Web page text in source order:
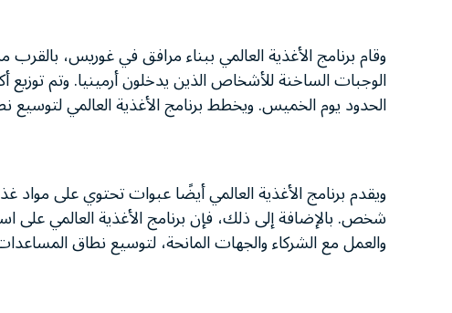
وقام برنامج الأغذية العالمي ببناء مرافق في غوريس،
الحدود يوم الخميس. ويخطط برنامج الأغذية العالمي لتوسيع نطاق تقديم 21000 وجبة في
والعمل مع الشركاء والجهات المانحة، لتوسيع نطاق